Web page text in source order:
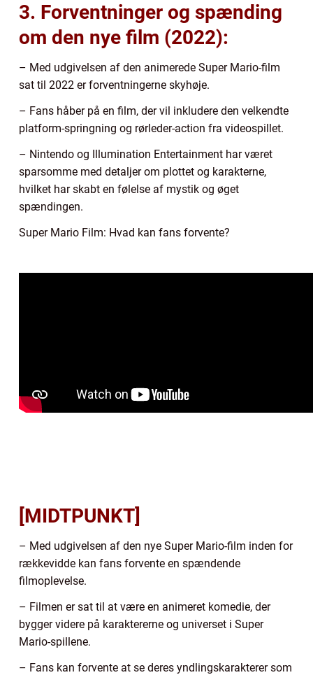
3. Forventninger og spænding
om den nye film (2022):
– Med udgivelsen af den animerede Super Mario-film
sat til 2022 er forventningerne skyhøje.
– Fans håber på en film, der vil inkludere den velkendte
platform-springning og rørleder-action fra videospillet.
– Nintendo og Illumination Entertainment har været
sparsomme med detaljer om plottet og karakterne,
hvilket har skabt en følelse af mystik og øget
spændingen.
Super Mario Film: Hvad kan fans forvente?
[MIDTPUNKT]
– Med udgivelsen af den nye Super Mario-film inden for
rækkevidde kan fans forvente en spændende
filmoplevelse.
– Filmen er sat til at være en animeret komedie, der
bygger videre på karaktererne og universet i Super
Mario-spillene.
– Fans kan forvente at se deres yndlingskarakterer som